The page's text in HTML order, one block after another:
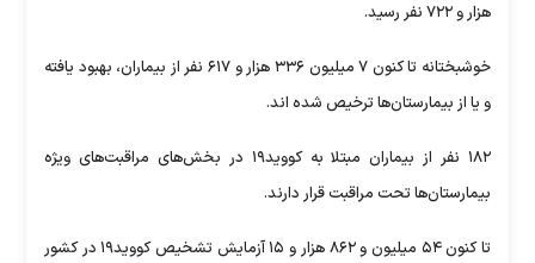
هزار و ۷۲۲ نفر رسید.
خوشبختانه تا کنون ۷ میلیون ۳۳۶ هزار و ۶۱۷ نفر از بیماران، بهبود یافته
و یا از بیمارستان‌ها ترخیص شده اند.
۱۸۲ نفر از بیماران مبتلا به کووید۱۹ در بخش‌های مراقبت‌های ویژه
بیمارستان‌ها تحت مراقبت قرار دارند.
تا کنون ۵۴ میلیون و ۸۶۲ هزار و ۱۵ آزمایش تشخیص کووید۱۹ در کشور